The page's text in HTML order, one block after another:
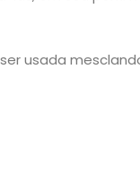
usada